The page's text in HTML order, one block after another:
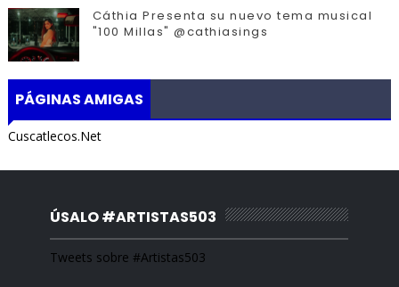
Cáthia Presenta su nuevo tema musical
"100 Millas" @cathiasings
PÁGINAS AMIGAS
Cuscatlecos.Net
ÚSALO #ARTISTAS503
Tweets sobre #Artistas503